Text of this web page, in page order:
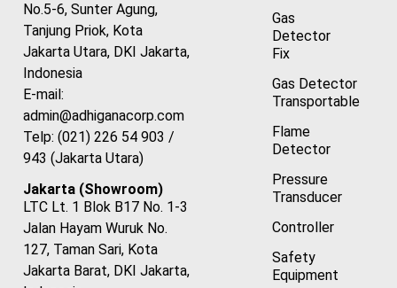
No.5-6, Sunter Agung,
Tanjung Priok, Kota
Jakarta Utara, DKI Jakarta,
Indonesia
E-mail:
admin@adhiganacorp.com
Telp: (021) 226 54 903 /
943 (Jakarta Utara)
Jakarta (Showroom)
LTC Lt. 1 Blok B17 No. 1-3
Jalan Hayam Wuruk No.
127, Taman Sari, Kota
Jakarta Barat, DKI Jakarta,
Gas
Detector
Fix
Gas Detector
Transportable
Flame
Detector
Pressure
Transducer
Controller
Safety
Equipment